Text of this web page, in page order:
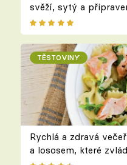
svěží, sytý a
TĚSTOVINY
Rychlá a zdravá
a lososem, které